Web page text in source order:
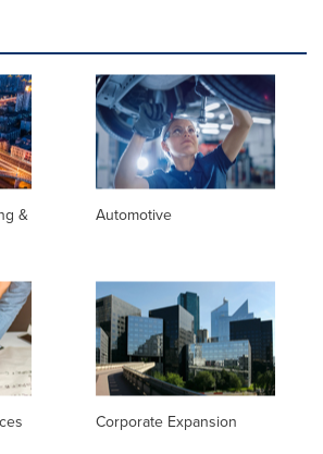
&
Automotive
Corporate Expansion